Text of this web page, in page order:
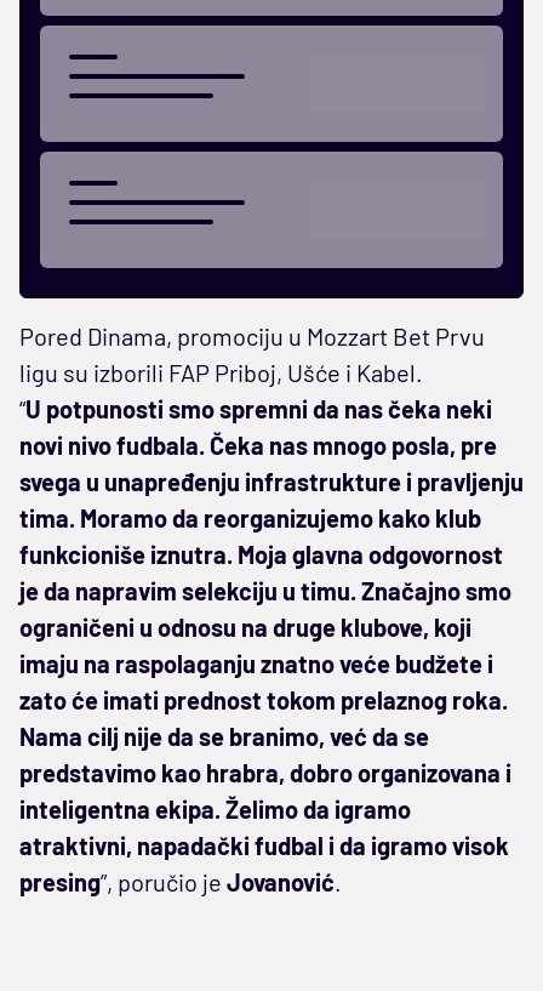
Pored Dinama, promociju u Mozzart Bet Prvu
ligu su izborili FAP Priboj, Ušće i Kabel.
“U potpunosti smo spremni da nas čeka neki
novi nivo fudbala. Čeka nas mnogo posla, pre
svega u unapređenju infrastrukture i pravljenju
tima. Moramo da reorganizujemo kako klub
funkcioniše iznutra. Moja glavna odgovornost
je da napravim selekciju u timu. Značajno smo
ograničeni u odnosu na druge klubove, koji
imaju na raspolaganju znatno veće budžete i
zato će imati prednost tokom prelaznog roka.
Nama cilj nije da se branimo, već da se
predstavimo kao hrabra, dobro organizovana i
inteligentna ekipa. Želimo da igramo
atraktivni, napadački fudbal i da igramo visok
presing”, poručio je Jovanović